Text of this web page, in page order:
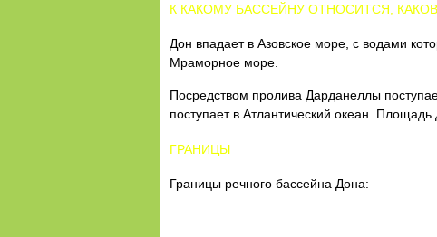
К КАКОМУ БАССЕЙНУ ОТНОСИТСЯ,
Дон впадает в Азовское море, с водами
Мраморное море.
Посредством пролива Дарданеллы
поступает в Атлантический океан. Площадь
ГРАНИЦЫ
Границы речного бассейна Дона: